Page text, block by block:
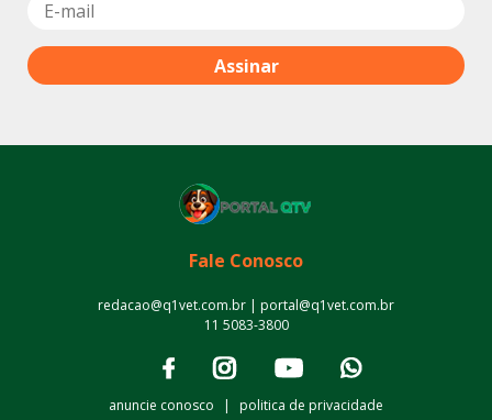
Fale Conosco
redacao@q1vet.com.br | portal@q1vet.com.br
11 5083-3800
anuncie conosco politica de privacidade